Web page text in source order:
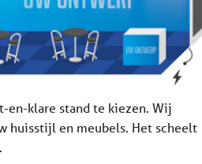
en-klare stand te kiezen. Wij
huisstijl en meubels. Het scheelt